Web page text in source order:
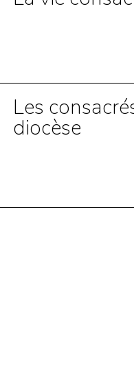
Les
diocèse